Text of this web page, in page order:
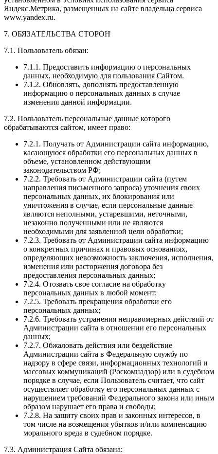
Яндекс.Метрика, размещенных на сайте владельца сервиса
www.yandex.ru.
7. ОБЯЗАТЕЛЬСТВА СТОРОН
7.1. Пользователь обязан:
7.1.1. Предоставить информацию о персональных
данных, необходимую для пользования Сайтом.
7.1.2. Обновлять, дополнять предоставленную
информацию о персональных данных в случае
изменения данной информации.
7.2. Пользователь персональные данные которого
обрабатываются сайтом, имеет право:
7.2.1. Получать от Администрации сайта информацию,
касающуюся обработки его персональных данных в
объеме, установленном действующим
законодательством РФ;
7.2.2. Требовать от Администрации сайта (путем
направления письменного запроса) уточнения своих
персональных данных, их блокирования или
уничтожения в случае, если персональные данные
являются неполными, устаревшими, неточными,
незаконно полученными или не являются
необходимыми для заявленной цели обработки;
7.2.3. Требовать от Администрации сайта информацию
о конкретных причинах и правовых основаниях,
определяющих невозможность заключения, исполнения,
изменения или расторжения договора без
предоставления персональных данных;
7.2.4. Отозвать свое согласие на обработку
персональных данных в любой момент;
7.2.5. Требовать прекращения обработки его
персональных данных;
7.2.6. Требовать устранения неправомерных действий от
Администрации сайта в отношении его персональных
данных;
7.2.7. Обжаловать действия или бездействие
Администрации сайта в Федеральную службу по
надзору в сфере связи, информационных технологий и
массовых коммуникаций (Роскомнадзор) или в судебном
порядке в случае, если Пользователь считает, что сайт
осуществляет обработку его персональных данных с
нарушением требований Федерального закона или иным
образом нарушает его права и свободы;
7.2.8. На защиту своих прав и законных интересов, в
том числе на возмещения убытков и/или компенсацию
морального вреда в судебном порядке.
7.3. Администрация Сайта обязана: